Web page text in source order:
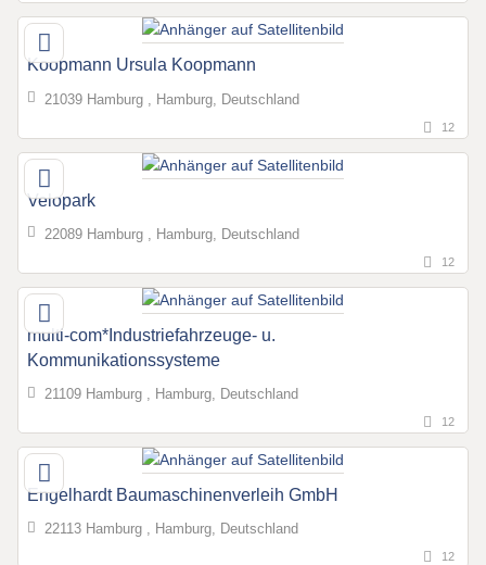
Koopmann Ursula Koopmann
21039 Hamburg , Hamburg, Deutschland
12
Velopark
22089 Hamburg , Hamburg, Deutschland
12
multi-com*Industriefahrzeuge- u.
Kommunikationssysteme
21109 Hamburg , Hamburg, Deutschland
12
Engelhardt Baumaschinenverleih GmbH
22113 Hamburg , Hamburg, Deutschland
12